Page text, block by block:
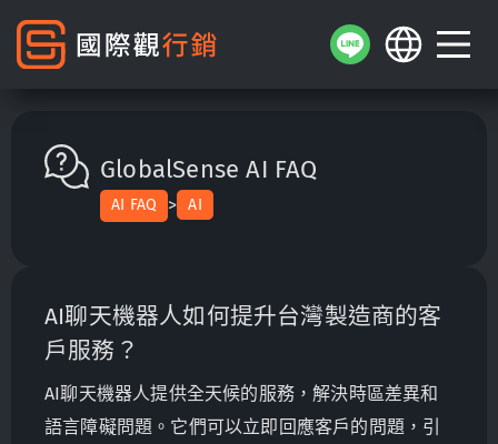
GlobalSense AI FAQ
AI FAQ > AI
AI聊天機器人如何提升台灣製造商的客
戶服務？
AI聊天機器人提供全天候的服務，解決時區差異和
語言障礙問題。它們可以立即回應客戶的問題，引